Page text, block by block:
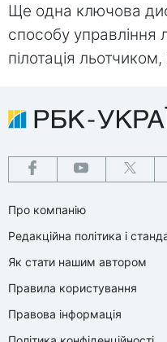
Ще одна ключова
способу управління
пілотація льотчиком,
Про компанію
Редакційна політика і
Як стати нашим автором
Правила користування
Правова інформація